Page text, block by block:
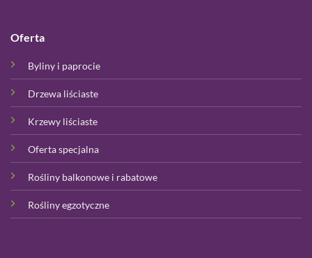
Oferta
Byliny i paprocie
Drzewa liściaste
Krzewy liściaste
Oferta specjalna
Rośliny balkonowe i rabatowe
Rośliny egzotyczne